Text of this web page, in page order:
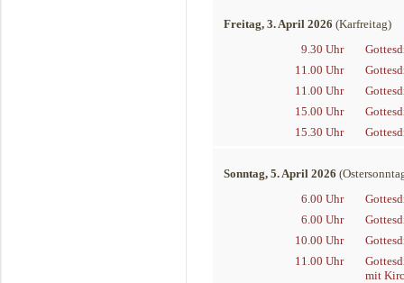
Freitag, 3. April 2026 (Karfreitag)
9.30 Uhr
11.00 Uhr
11.00 Uhr
15.00 Uhr
15.30 Uhr
Sonntag, 5. April 2026
6.00 Uhr
6.00 Uhr
10.00 Uhr
11.00 Uhr
mit